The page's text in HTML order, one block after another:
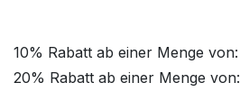
10% Rabatt ab einer Menge von:
20% Rabatt ab einer Menge von: